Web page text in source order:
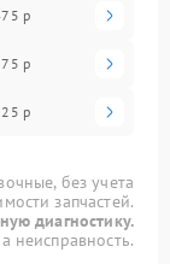
р
р
р
без учета
запчастей.
диагностику.
неисправность.